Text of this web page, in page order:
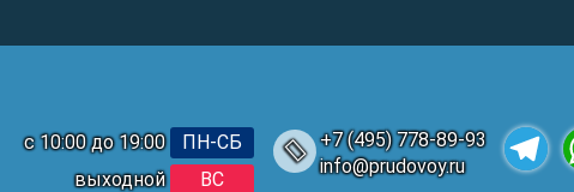
с 10:00 до 19:00
ПН-СБ
выходной
ВС
+7 (495) 778-89-93
info@prudovoy.ru